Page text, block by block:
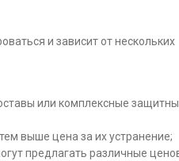
и зависит от нескольких
или комплексные
выше цена за их устранение;
предлагать различные